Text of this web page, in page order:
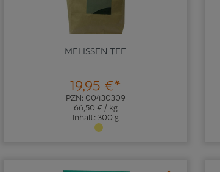
MELISSEN TEE
19,95 €*
PZN: 00430309
66,50 € / kg
Inhalt: 300 g